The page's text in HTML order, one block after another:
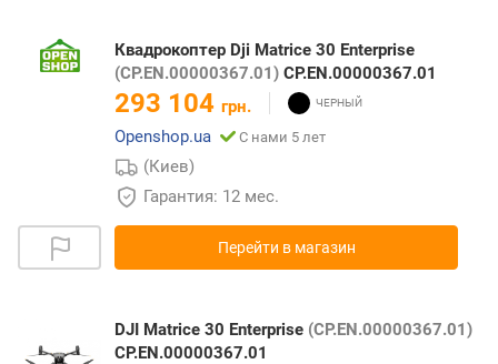
Квадрокоптер Dji Matrice 30 Enterprise
(CP.EN.00000367.01) CP.EN.00000367.01
293 104 грн.
Openshop.ua
С нами 5 лет
(Киев)
Гарантия: 12 мес.
Перейти в магазин
DJI Matrice 30 Enterprise (CP.EN.00000367.01)
CP.EN.00000367.01